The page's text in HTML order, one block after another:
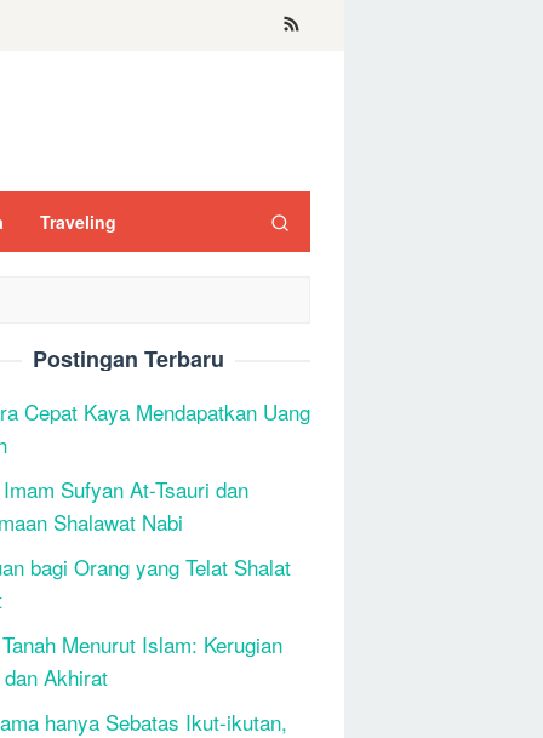
Traveling
Postingan Terbaru
Cepat Kaya Mendapatkan Uang
Sufyan At-Tsauri dan
Shalawat Nabi
bagi Orang yang Telat Shalat
Menurut Islam: Kerugian
Akhirat
hanya Sebatas Ikut-ikutan,